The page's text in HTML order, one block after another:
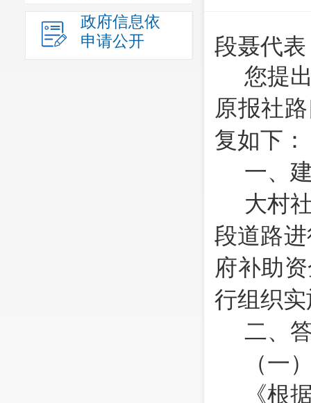
政府信息依
申请公开
段聂代
您提
原报社
复如下：
一、
大村
段道路
府补助
行组织
二、
（一
《根